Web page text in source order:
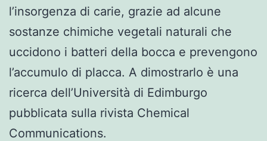
l’insorgenza di carie, grazie ad alcune
sostanze chimiche vegetali naturali che
uccidono i batteri della bocca e prevengono
l’accumulo di placca. A dimostrarlo è una
ricerca dell’Università di Edimburgo
pubblicata sulla rivista Chemical
Communications.